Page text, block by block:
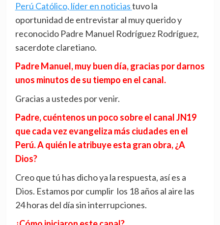
Perú Católico, líder en noticiastuvo la
oportunidad de entrevistar al muy querido y
reconocido Padre Manuel Rodríguez Rodríguez,
sacerdote claretiano.
Padre Manuel, muy buen día, gracias por darnos
unos minutos de su tiempo en el canal.
Gracias a ustedes por venir.
Padre, cuéntenos un poco sobre el canal JN19
que cada vez evangeliza más ciudades en el
Perú. A quién le atribuye esta gran obra, ¿A
Dios?
Creo que tú has dicho ya la respuesta, así es a
Dios. Estamos por cumplir los 18 años al aire las
24 horas del día sin interrupciones.